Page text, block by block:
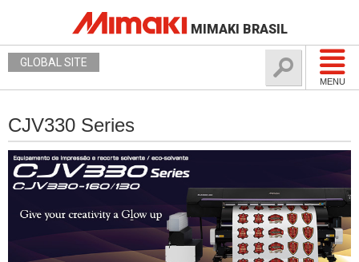
MIMAKI BRASIL
MENU
GLOBAL SITE
CJV330 Series